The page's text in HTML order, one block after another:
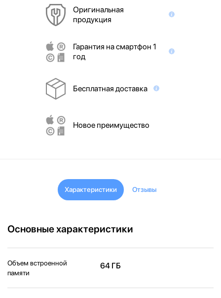
Оригинальная
продукция
Гарантия на смартфон 1
год
Бесплатная доставка
Новое преимущество
Характеристики Отзывы
Основные характеристики
Объем встроенной
памяти
64 ГБ